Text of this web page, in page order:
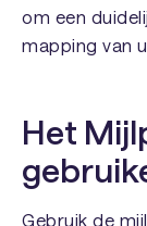
om een
mapping van
Het
Gebruik de